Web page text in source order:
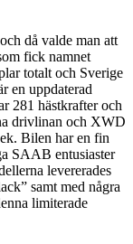
då valde man att
fick namnet
totalt och Sverige
en uppdaterad
281 hästkrafter och
drivlinan och XWD
Bilen har en fin
SAAB entusiaster
levererades
samt med några
limiterade